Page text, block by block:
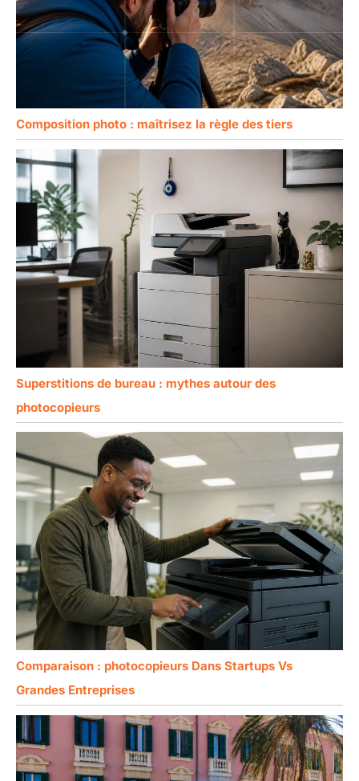
Composition photo : maîtrisez la règle des tiers
Superstitions de bureau : mythes autour des
photocopieurs
Comparaison : photocopieurs Dans Startups Vs
Grandes Entreprises